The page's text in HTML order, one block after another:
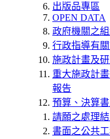
出版品專區
OPEN DATA
政府機關之
行政指導有
施政計畫及
重大施政計
報告
預算、決算
請願之處理
書面之公共